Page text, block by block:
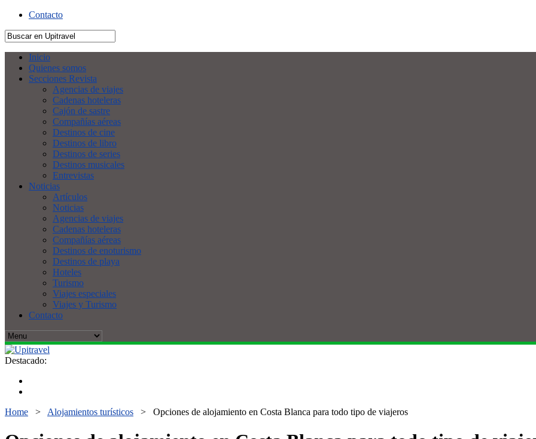
Contacto
Inicio
Quienes somos
Secciones Revista
Agencias de viajes
Cadenas hoteleras
Cajón de sastre
Compañías aéreas
Destinos de cine
Destinos de libro
Destinos de series
Destinos musicales
Entrevistas
Noticias
Artículos
Noticias
Agencias de viajes
Cadenas hoteleras
Compañías aéreas
Destinos de enoturismo
Destinos de playa
Hoteles
Turismo
Viajes especiales
Viajes y Turismo
Contacto
Destacado:
Home > Alojamientos turísticos > Opciones de alojamiento en Costa Blanca para todo tipo de viajeros